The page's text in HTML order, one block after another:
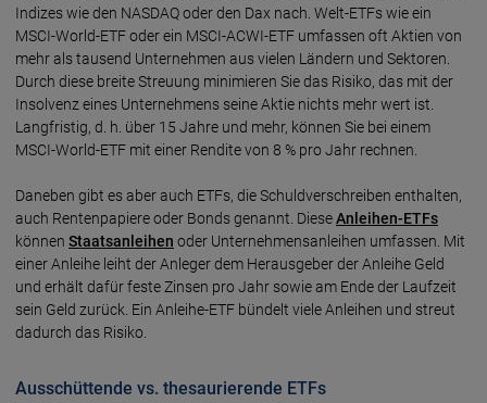
Indizes wie den NASDAQ oder den Dax nach. Welt-ETFs wie ein
MSCI-World-ETF oder ein MSCI-ACWI-ETF umfassen oft Aktien von
mehr als tausend Unter­nehmen aus vielen Ländern und Sektoren.
Durch diese breite Streuung mini­mieren Sie das Risiko, das mit der
Insol­venz eines Unter­nehmens seine Aktie nichts mehr wert ist.
Lang­fristig, d. h. über 15 Jahre und mehr, können Sie bei einem
MSCI-World-ETF mit einer Rendite von 8 % pro Jahr rechnen.
Daneben gibt es aber auch ETFs, die Schuld­ver­schreiben ent­halten,
auch Renten­papiere oder Bonds genannt. DieseAnleihen-ETFs
können Staats­anleihen oder Unter­nehmens­anleihen umfassen. Mit
einer Anleihe leiht der Anleger dem Heraus­geber der Anleihe Geld
und erhält dafür feste Zinsen pro Jahr sowie am Ende der Lauf­zeit
sein Geld zurück. Ein Anleihe-ETF bündelt viele An­leihen und streut
dadurch das Risiko.
Ausschüttende vs. thesaurierende ETFs